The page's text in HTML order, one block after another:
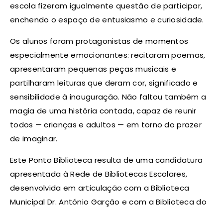
escola fizeram igualmente questão de participar,
enchendo o espaço de entusiasmo e curiosidade.
Os alunos foram protagonistas de momentos
especialmente emocionantes: recitaram poemas,
apresentaram pequenas peças musicais e
partilharam leituras que deram cor, significado e
sensibilidade à inauguração. Não faltou também a
magia de uma história contada, capaz de reunir
todos — crianças e adultos — em torno do prazer
de imaginar.
Este Ponto Biblioteca resulta de uma candidatura
apresentada à Rede de Bibliotecas Escolares,
desenvolvida em articulação com a Biblioteca
Municipal Dr. António Garção e com a Biblioteca do